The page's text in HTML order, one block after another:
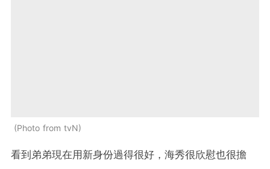
Photo from tvN
看到弟弟現在用新身份過得很好，海秀很欣慰也很擔